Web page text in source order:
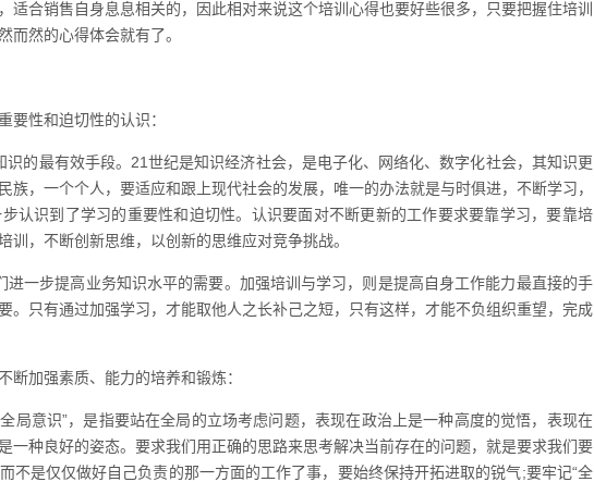
适合销售自身息息相关的，因此相对来说这个培训心得也要好些很多，只要把握住培训
而然的心得体会就有了。
要性和迫切性的认识：
的最有效手段。21世纪是知识经济社会，是电子化、网络化、数字化社会，其知识更
族，一个个人，要适应和跟上现代社会的发展，唯一的办法就是与时俱进，不断学习，
认识到了学习的重要性和迫切性。认识要面对不断更新的工作要求要靠学习，要靠培
，不断创新思维，以创新的思维应对竞争挑战。
一步提高业务知识水平的需要。加强培训与学习，则是提高自身工作能力最直接的手
。只有通过加强学习，才能取他人之长补己之短，只有这样，才能不负组织重望，完成
断加强素质、能力的培养和锻炼：
局意识”，是指要站在全局的立场考虑问题，表现在政治上是一种高度的觉悟，表现在
一种良好的姿态。要求我们用正确的思路来思考解决当前存在的问题，就是要求我们要
不是仅仅做好自己负责的那一方面的工作了事，要始终保持开拓进取的锐气;要牢记“全